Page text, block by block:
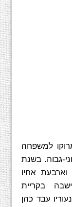
למשפחה
גבוה. בשנת
וארבעת אחיו
בקריית
עבד כהן